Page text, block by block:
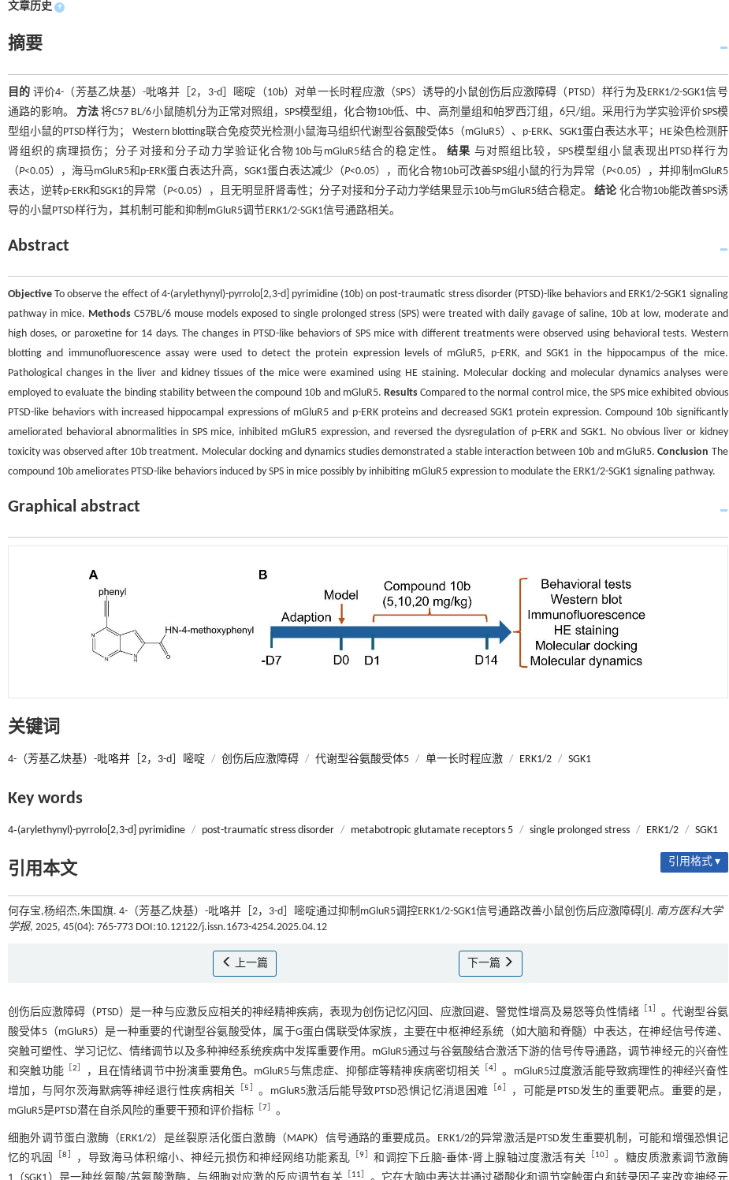
文章历史 +
摘要
目的 评价4-（芳基乙炔基）-吡咯并［2，3-d］嘧啶（10b）对单一长时程应激（SPS）诱导的小鼠创伤后应激障碍（PTSD）样行为及ERK1/2-SGK1信号
通路的影响。方法 将C57 BL/6小鼠随机分为正常对照组，SPS模型组，化合物10b低、中、高剂量组和帕罗西汀组，6只/组。采用行为学实验评价SPS模
型组小鼠的PTSD样行为； Western blotting联合免疫荧光检测小鼠海马组织代谢型谷氨酸受体5（mGluR5）、p-ERK、SGK1蛋白表达水平；HE染色检测肝
肾组织的病理损伤；分子对接和分子动力学验证化合物10b与mGluR5结合的稳定性。结果 与对照组比较，SPS模型组小鼠表现出PTSD样行为
（P<0.05），海马mGluR5和p-ERK蛋白表达升高，SGK1蛋白表达减少（P<0.05），而化合物10b可改善SPS组小鼠的行为异常（P<0.05），并抑制mGluR5
表达，逆转p-ERK和SGK1的异常（P<0.05），且无明显肝肾毒性；分子对接和分子动力学结果显示10b与mGluR5结合稳定。结论化合物10b能改善SPS诱
导的小鼠PTSD样行为，其机制可能和抑制mGluR5调节ERK1/2-SGK1信号通路相关。
Abstract
Objective To observe the effect of 4-(arylethynyl)-pyrrolo[2,3-d] pyrimidine (10b) on post-traumatic stress disorder (PTSD)-like behaviors and ERK1/2-SGK1 signaling
pathway in mice. MethodsC57BL/6 mouse models exposed to single prolonged stress (SPS) were treated with daily gavage of saline, 10b at low, moderate and
high doses, or paroxetine for 14 days. The changes in PTSD-like behaviors of SPS mice with different treatments were observed using behavioral tests. Western
blotting and immunofluorescence assay were used to detect the protein expression levels of mGluR5, p-ERK, and SGK1 in the hippocampus of the mice.
Pathological changes in the liver and kidney tissues of the mice were examined using HE staining. Molecular docking and molecular dynamics analyses were
employed to evaluate the binding stability between the compound 10b and mGluR5. ResultsCompared to the normal control mice, the SPS mice exhibited obvious
PTSD-like behaviors with increased hippocampal expressions of mGluR5 and p-ERK proteins and decreased SGK1 protein expression. Compound 10b significantly
ameliorated behavioral abnormalities in SPS mice, inhibited mGluR5 expression, and reversed the dysregulation of p-ERK and SGK1. No obvious liver or kidney
toxicity was observed after 10b treatment. Molecular docking and dynamics studies demonstrated a stable interaction between 10b and mGluR5.Conclusion The
compound 10b ameliorates PTSD-like behaviors induced by SPS in mice possibly by inhibiting mGluR5 expression to modulate the ERK1/2-SGK1 signaling pathway.
Graphical abstract
关键词
4-（芳基乙炔基）-吡咯并［2，3-d］嘧啶 / 创伤后应激障碍 / 代谢型谷氨酸受体5 / 单一长时程应激 / ERK1/2 / SGK1
Key words
4‑(arylethynyl)-pyrrolo[2,3-d] pyrimidine / post-traumatic stress disorder / metabotropic glutamate receptors 5 / single prolonged stress / ERK1/2 / SGK1
引用本文 引用格式 ▾
何存宝,杨绍杰,朱国旗. 4-（芳基乙炔基）-吡咯并［2，3-d］嘧啶通过抑制mGluR5调控ERK1/2-SGK1信号通路改善小鼠创伤后应激障碍[J]. 南方医科大学
学报, 2025, 45(04): 765-773 DOI:10.12122/j.issn.1673-4254.2025.04.12
上一篇 下一篇
创伤后应激障碍（PTSD）是一种与应激反应相关的神经精神疾病，表现为创伤记忆闪回、应激回避、警觉性增高及易怒等负性情绪 1
。代谢型谷氨
酸受体5（mGluR5）是一种重要的代谢型谷氨酸受体，属于G蛋白偶联受体家族，主要在中枢神经系统（如大脑和脊髓）中表达，在神经信号传递、
突触可塑性、学习记忆、情绪调节以及多种神经系统疾病中发挥重要作用。mGluR5通过与谷氨酸结合激活下游的信号传导通路，调节神经元的兴奋性
和突触功能［2 ，且在情绪调节中扮演重要角色。mGluR5与焦虑症、抑郁症等精神疾病密切相关 4
。mGluR5过度激活能导致病理性的神经兴奋性
增加，与阿尔茨海默病等神经退行性疾病相关
［5 。mGluR5激活后能导致PTSD恐惧记忆消退困难 ［6
，可能是PTSD发生的重要靶点。重要的是，
mGluR5是PTSD潜在自杀风险的重要干预和评价指标
7 。
细胞外调节蛋白激酶（ERK1/2）是丝裂原活化蛋白激酶（MAPK）信号通路的重要成员。ERK1/2的异常激活是PTSD发生重要机制，可能和增强恐惧记
忆的巩固
［8 ，导致海马体积缩小、神经元损伤和神经网络功能紊乱 ［9 ］和调控下丘脑-垂体-肾上腺轴过度激活有关 10
。糖皮质激素调节激酶
11